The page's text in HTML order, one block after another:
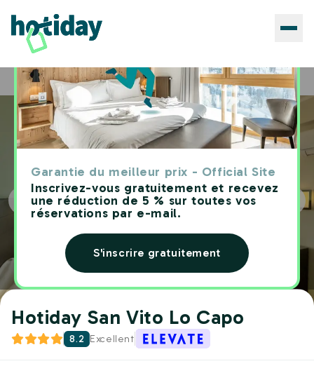
Garantie du meilleur prix - Official Site
Inscrivez-vous gratuitement et recevez
une réduction de 5 % sur toutes vos
réservations par e-mail.
S'inscrire gratuitement
Home Hôtels Hotiday San Vito Lo Capo
Hotiday San Vito Lo Capo
8.2 Excellent